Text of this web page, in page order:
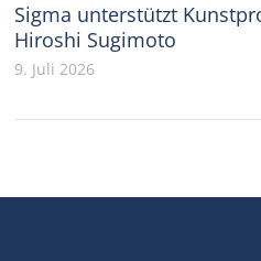
Sigma unterstützt
Hiroshi Sugimoto
9. Juli 2026